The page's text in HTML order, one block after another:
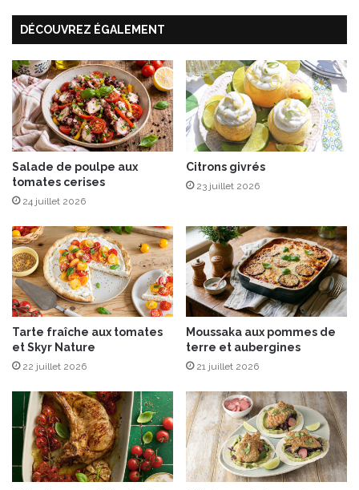
n
i
m
e
n
t
k
i
w
i
–
a
j
o
u
a
n
e
s
r
ô
t
i
e
s
DÉCOUVREZ ÉGALEMENT
Salade de poulpe aux
tomates cerises
24 juillet 2026
Citrons givrés
23 juillet 2026
Tarte fraîche aux tomates
et Skyr Nature
22 juillet 2026
Moussaka aux pommes de
terre et aubergines
21 juillet 2026